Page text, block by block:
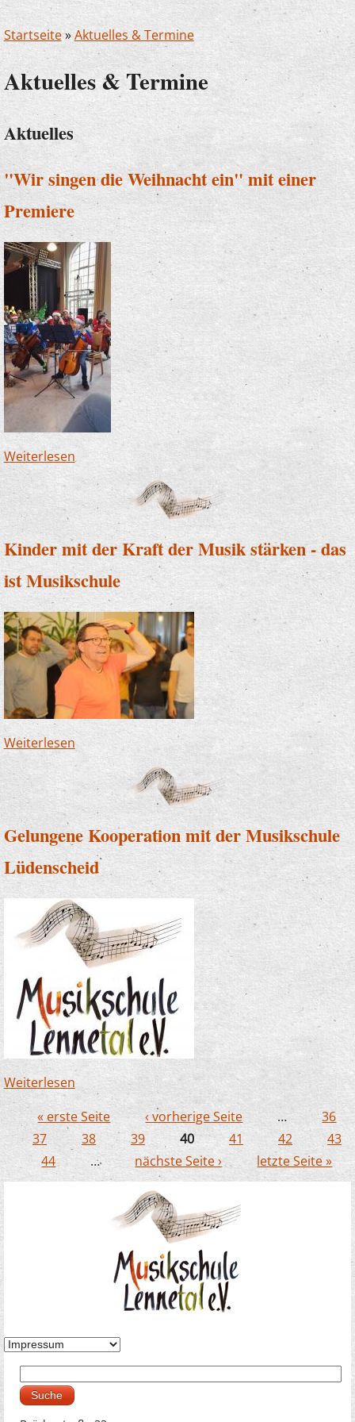
Startseite»Aktuelles & Termine
Aktuelles & Termine
Aktuelles
"Wir singen die Weihnacht ein" mit einer
Premiere
Weiterlesenüber "Wir singen die Weihnacht ein" mit einer
Premiere
Kinder mit der Kraft der Musik stärken - das
ist Musikschule
Weiterlesen über Kinder mit der Kraft der Musik stärken -
das ist Musikschule
Gelungene Kooperation mit der Musikschule
Lüdenscheid
Weiterlesen über Gelungene Kooperation mit der
Musikschule Lüdenscheid
Seiten
« erste Seite ‹ vorherige Seite …
36
37
38 39 40 41 42
43
44
… nächste Seite › letzte Seite »
Suchformular